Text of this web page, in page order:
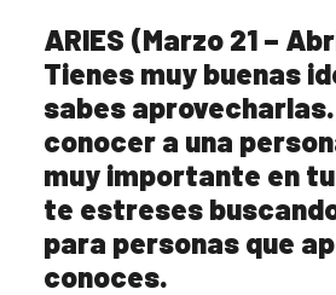
ARIES (Marzo 21 –
Tienes muy buenas
sabes aprovecharlas.
conocer a una
muy importante en
te estreses
para personas que
conoces.